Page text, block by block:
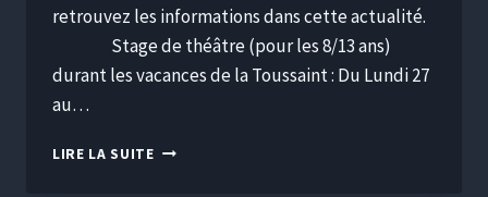
retrouvez les informations dans cette actualité.
Stage de théâtre (pour les 8/13 ans)
durant les vacances de la Toussaint : Du Lundi 27
au…
LIRE LA SUITE